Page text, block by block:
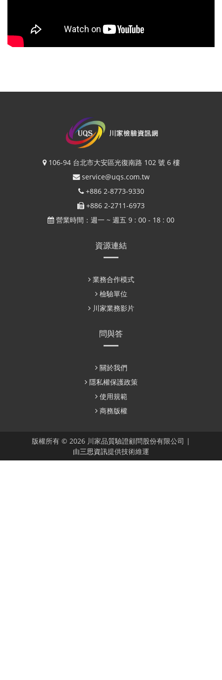
106-94 台北市大安區光復南路 102 號 6 樓
service@uqs.com.tw
+886 2-8773-9330
+886 2-2711-6973
營業時間：週一 ~ 週五 9 : 00 - 18 : 00
資源連結
業務合作模式
檢驗單位
川家業務影片
問與答
關於我們
隱私權保護政策
使用規範
商務版權
版權所有 © 2026 川家品質驗證顧問股份有限公司 |
由三思資訊提供技術維運